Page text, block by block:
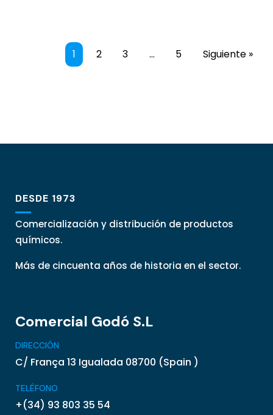
1 2 3 … 5 Siguiente »
DESDE 1973
Comercialización y distribución de productos
químicos.
Más de cincuenta años de historia en el sector.
Comercial Godó S.L
DIRECCIÓN
C/ França 13 Igualada 08700 (Spain )
TELÉFONO
+(34) 93 803 35 54